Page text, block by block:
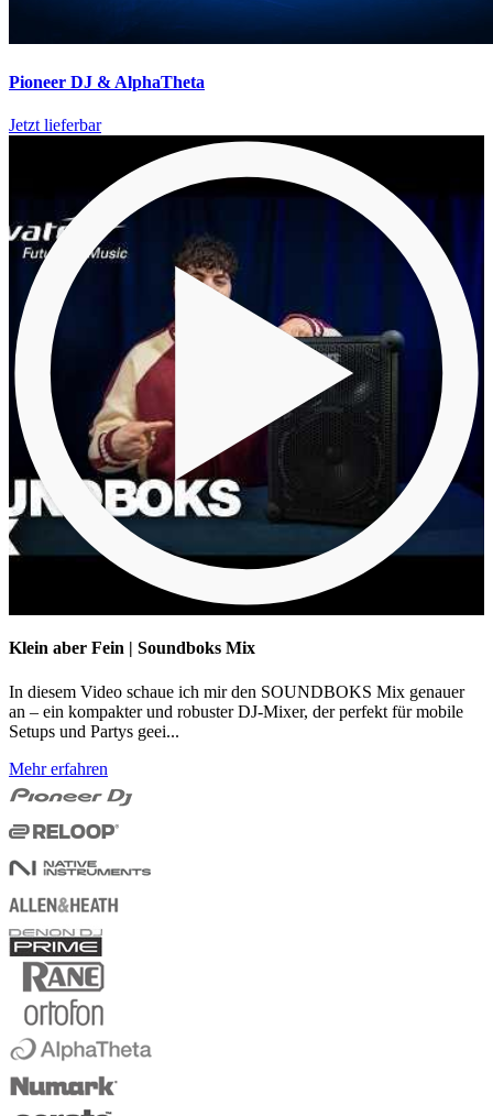
Pioneer DJ & AlphaTheta
Jetzt lieferbar
Klein aber Fein | Soundboks Mix
In diesem Video schaue ich mir den SOUNDBOKS Mix genauer
an – ein kompakter und robuster DJ-Mixer, der perfekt für mobile
Setups und Partys geei...
Mehr erfahren